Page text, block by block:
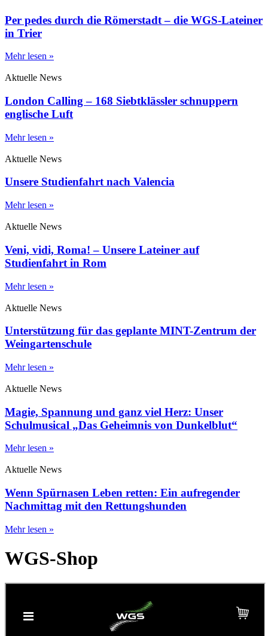
Per pedes durch die Römerstadt – die WGS-Lateiner
in Trier
Mehr lesen »
Aktuelle News
London Calling – 168 Siebtklässler schnuppern
englische Luft
Mehr lesen »
Aktuelle News
Unsere Studienfahrt nach Valencia
Mehr lesen »
Aktuelle News
Veni, vidi, Roma! – Unsere Lateiner auf
Studienfahrt in Rom
Mehr lesen »
Aktuelle News
Unterstützung für das geplante MINT-Zentrum der
Weingartenschule
Mehr lesen »
Aktuelle News
Magie, Spannung und ganz viel Herz: Unser
Schulmusical „Das Geheimnis von Dunkelblut“
Mehr lesen »
Aktuelle News
Wenn Spürnasen Leben retten: Ein aufregender
Nachmittag mit den Rettungshunden
Mehr lesen »
WGS-Shop